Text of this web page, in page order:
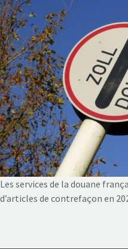
CONTACT
Les services de la douane
d’articles de contrefaçon en